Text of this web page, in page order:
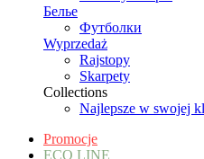
Белье
Футболки
Wyprzedaż
Rajstopy
Skarpety
Collections
Najlepsze w swojej
Promocje
ECO LINE